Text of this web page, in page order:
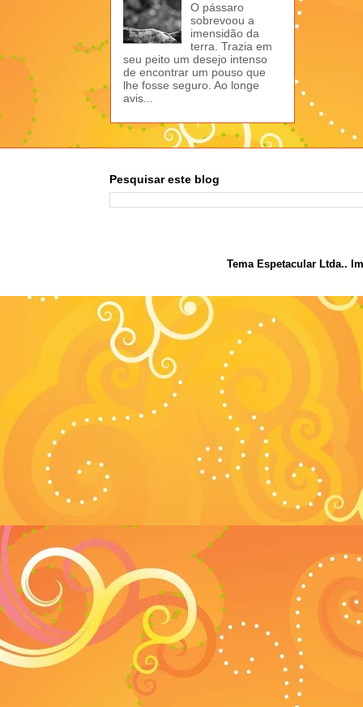
O pássaro
sobrevoou a
imensidão da
terra. Trazia em
seu peito um desejo intenso
de encontrar um pouso que
lhe fosse seguro. Ao longe
avis...
Pesquisar este blog
Tema Espetacular Ltda..